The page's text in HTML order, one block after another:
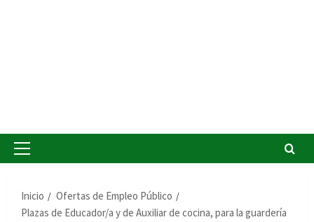
Menú
Inicio
Ofertas de Empleo Público
Plazas de Educador/a y de Auxiliar de cocina, para la guardería